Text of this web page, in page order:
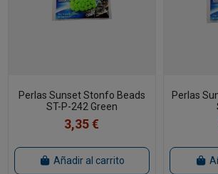
Perlas Sunset Stonfo Beads
ST-P-242 Green
3,35 €
Añadir al carrito
Perlas